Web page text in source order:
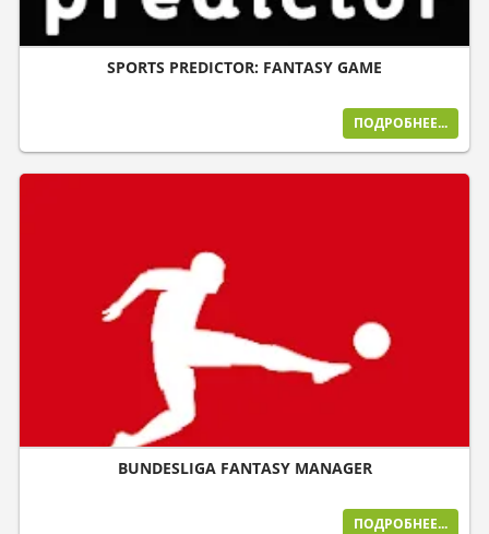
SPORTS PREDICTOR: FANTASY GAME
ПОДРОБНЕЕ...
BUNDESLIGA FANTASY MANAGER
ПОДРОБНЕЕ...